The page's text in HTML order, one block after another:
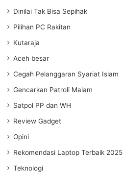
Dinilai Tak Bisa Sepihak
Pilihan PC Rakitan
Kutaraja
Aceh besar
Cegah Pelanggaran Syariat Islam
Gencarkan Patroli Malam
Satpol PP dan WH
Review Gadget
Opini
Rekomendasi Laptop Terbaik 2025
Teknologi